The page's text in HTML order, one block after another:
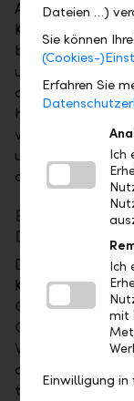
Auftritt wurde in
Karczinski
und
der neuen
hervorgehoben
von "
quiet
und höchste
auszeichnet.
Erfolge für
Die Kampagne "
Kategorie "
Creation" als "
Campaign
",
die Fusion von
traditioneller
Dateien …)
Sie können
(Cookies-
Erfahren Sie
Ich
Ich
mit
Einwilligung in